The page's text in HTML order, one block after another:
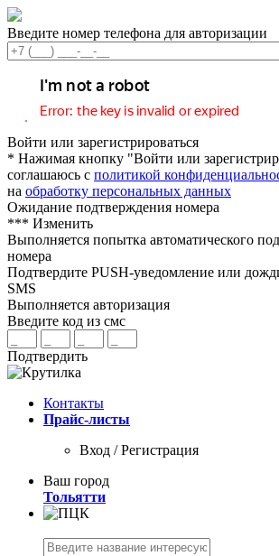
Введите номер телефона для авторизации
Войти или зарегистрироваться
* Нажимая кнопку "Войти или
соглашаюсь с политикой
на обработку персональных данных
Ожидание подтверждения номера
*** Изменить
Выполняется попытка автоматического
номера
Подтвердите PUSH-уведомление или
SMS
Выполняется авторизация
Введите код из смс
Подтвердить
Контакты
Прайс-листы
Вход / Регистрация
Ваш город
Тольятти